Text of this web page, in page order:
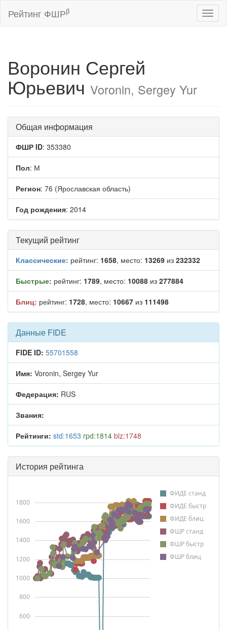
Рейтинг ФШРβ
Воронин Сергей
Юрьевич Voronin, Sergey Yur
Общая информация
ФШР ID: 353380
Пол: М
Регион: 76 (Ярославская область)
Год рождения: 2014
Текущий рейтинг
Классические: рейтинг: 1658, место: 13269 из 232332
Быстрые: рейтинг: 1789, место: 10088 из 277884
Блиц: рейтинг: 1728, место: 10667 из 111498
Данные FIDE
FIDE ID: 55701558
Имя: Voronin, Sergey Yur
Федерация: RUS
Звания:
Рейтинги: std:1653 rpd:1814 blz:1748
История рейтинга
ФИДЕ станд
ФИДЕ быстр
ФИДЕ блиц
ФШР станд
ФШР быстр
ФШР блиц
600
800
1000
1200
1400
1600
1800